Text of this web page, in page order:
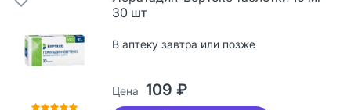
30 шт
В аптеку завтра или позже
Цена 109 ₽